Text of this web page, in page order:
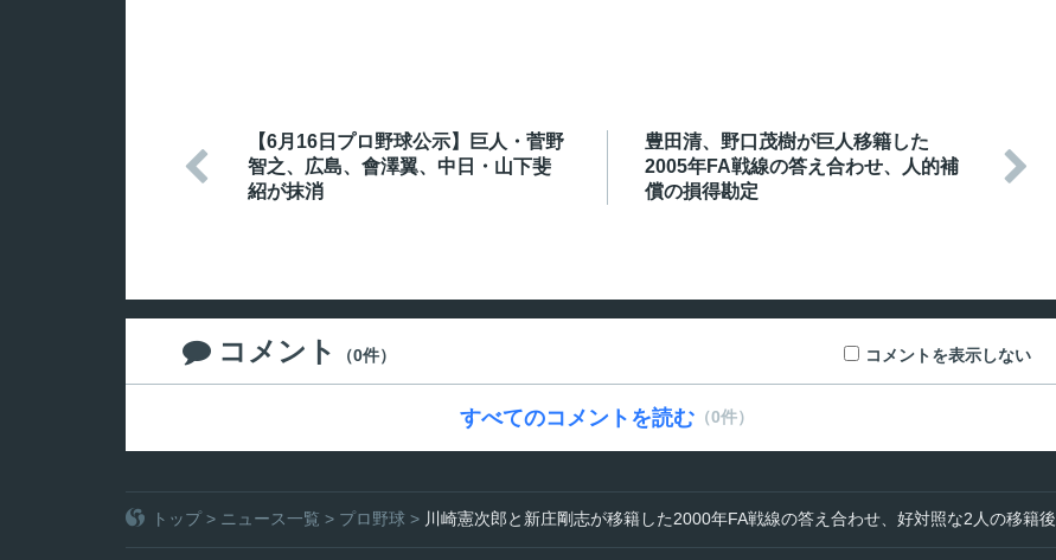

【6月16日プロ野球公示】巨人・菅野
智之、広島、會澤翼、中日・山下斐
紹が抹消
豊田清、野口茂樹が巨人移籍した
2005年FA戦線の答え合わせ、人的補
償の損得勘定

 コメント （0件） コメントを表示しない
すべてのコメントを読む （0件）
トップ> ニュース一覧 > プロ野球 > 川崎憲次郎と新庄剛志が移籍した2000年FA戦線の答え合わせ、好対照な2人の移籍後